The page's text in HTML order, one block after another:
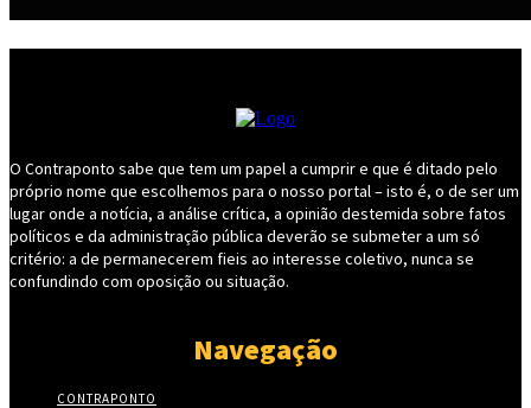
O Contraponto sabe que tem um papel a cumprir e que é ditado pelo
próprio nome que escolhemos para o nosso portal – isto é, o de ser um
lugar onde a notícia, a análise crítica, a opinião destemida sobre fatos
políticos e da administração pública deverão se submeter a um só
critério: a de permanecerem fieis ao interesse coletivo, nunca se
confundindo com oposição ou situação.
Navegação
CONTRAPONTO